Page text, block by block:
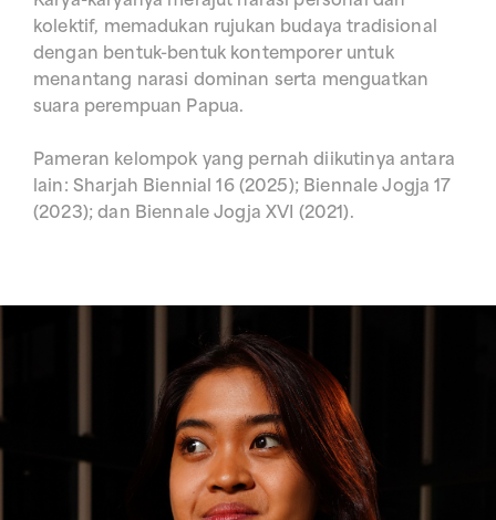
kolektif, memadukan rujukan budaya tradisional
dengan bentuk-bentuk kontemporer untuk
menantang narasi dominan serta menguatkan
suara perempuan Papua.
Pameran kelompok yang pernah diikutinya antara
lain: Sharjah Biennial 16 (2025); Biennale Jogja 17
(2023); dan Biennale Jogja XVI (2021).